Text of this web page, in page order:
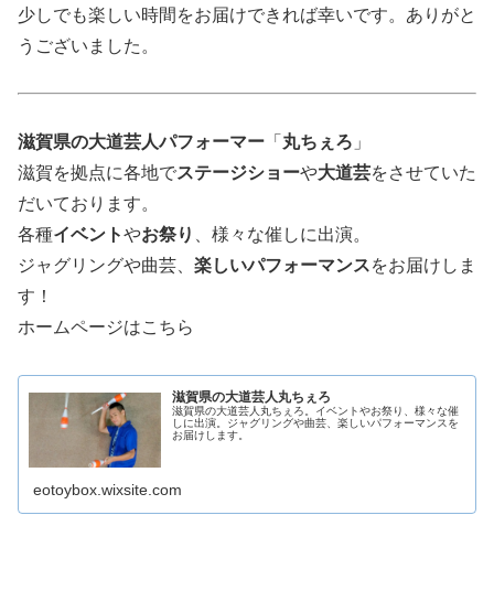
少しでも楽しい時間をお届けできれば幸いです。ありがと
うございました。
滋賀県の大道芸人パフォーマー 「 丸ちぇろ 」
滋賀を拠点に各地でステージショーや大道芸をさせていた
だいております。
各種イベントやお祭り
、様々な催しに出演。
ジャグリングや曲芸、 楽しいパフォーマンスをお届けしま
す！
ホームページはこちら
滋賀県の大道芸人丸ちぇろ
滋賀県の大道芸人丸ちぇろ。イベントやお祭り、様々な催
しに出演。ジャグリングや曲芸、楽しいパフォーマンスを
お届けします。
eotoybox.wixsite.com